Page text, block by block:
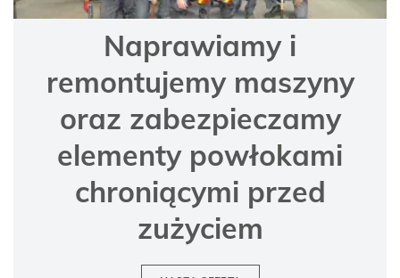
Naprawiamy i
remontujemy maszyny
oraz zabezpieczamy
elementy powłokami
chroniącymi przed
zużyciem